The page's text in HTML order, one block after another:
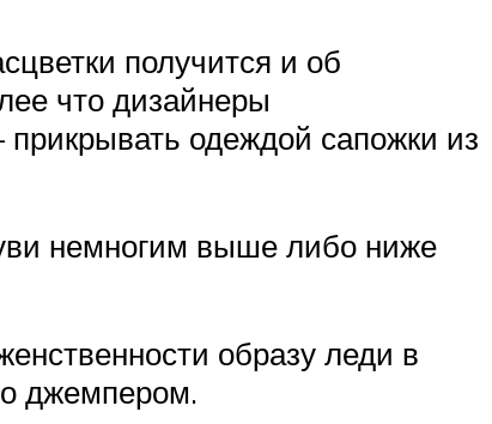
получится и об
что дизайнеры
одеждой сапожки из
немногим выше либо ниже
образу леди в
джемпером.